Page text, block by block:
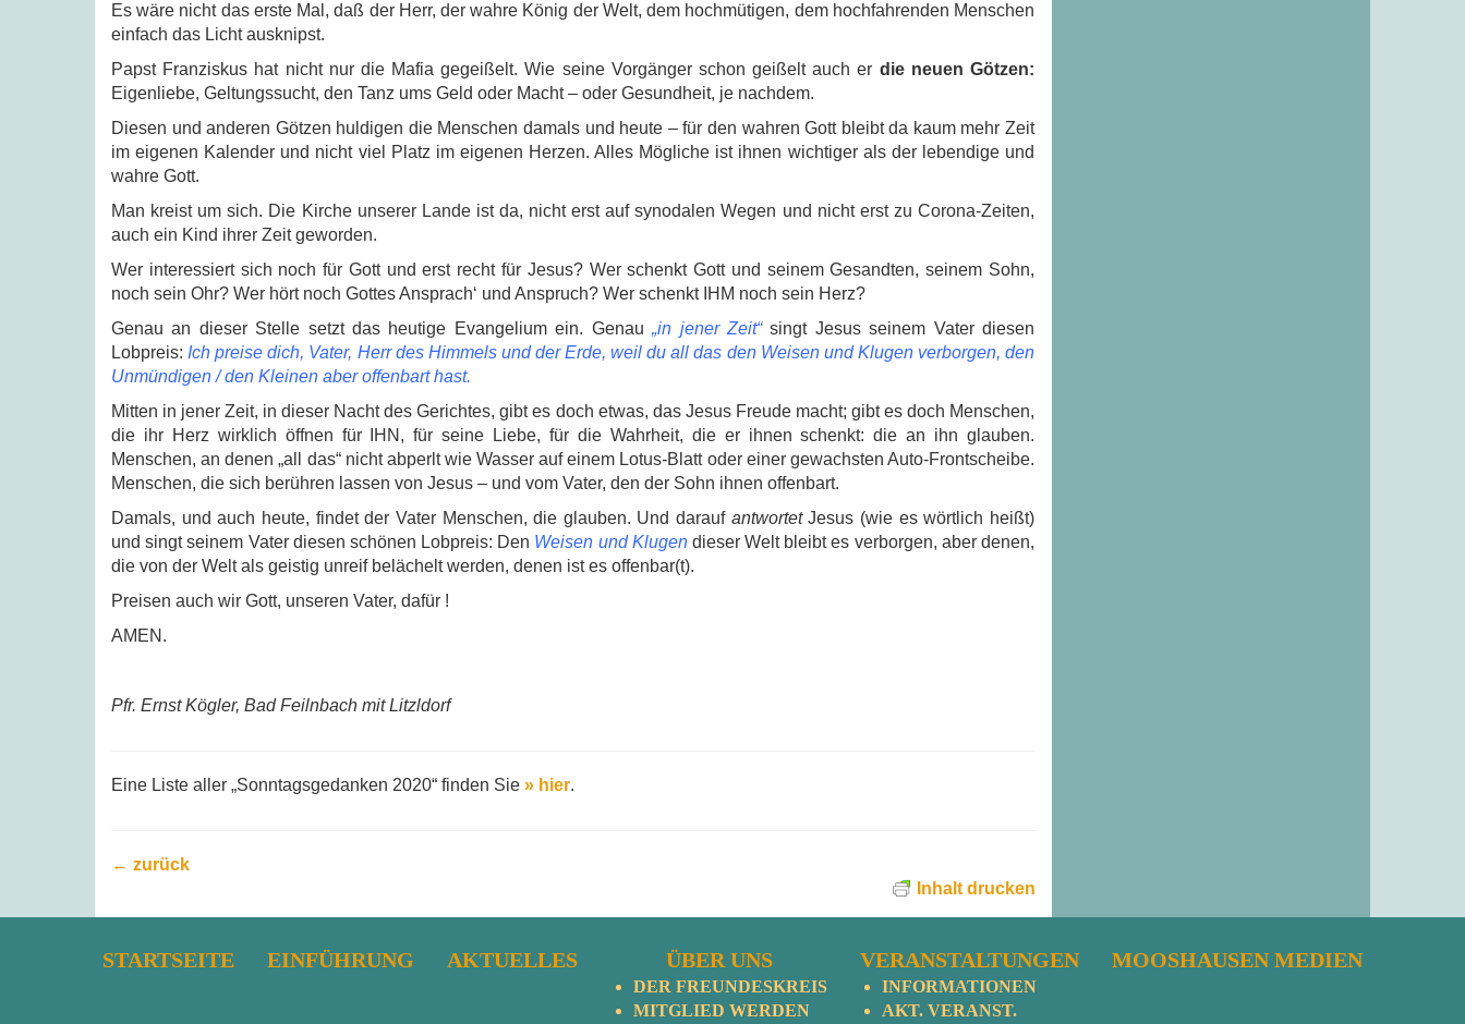
Es wäre nicht das erste Mal, daß der Herr, der wahre König der Welt, dem hochmütigen, dem hochfahrenden Menschen
einfach das Licht ausknipst.
Papst Franziskus hat nicht nur die Mafia gegeißelt. Wie seine Vorgänger schon geißelt auch er die neuen Götzen:
Eigenliebe, Geltungssucht, den Tanz ums Geld oder Macht – oder Gesundheit, je nachdem.
Diesen und anderen Götzen huldigen die Menschen damals und heute – für den wahren Gott bleibt da kaum mehr Zeit
im eigenen Kalender und nicht viel Platz im eigenen Herzen. Alles Mögliche ist ihnen wichtiger als der lebendige und
wahre Gott.
Man kreist um sich. Die Kirche unserer Lande ist da, nicht erst auf synodalen Wegen und nicht erst zu Corona-Zeiten,
auch ein Kind ihrer Zeit geworden.
Wer interessiert sich noch für Gott und erst recht für Jesus? Wer schenkt Gott und seinem Gesandten, seinem Sohn,
noch sein Ohr? Wer hört noch Gottes Ansprach‘ und Anspruch? Wer schenkt IHM noch sein Herz?
Genau an dieser Stelle setzt das heutige Evangelium ein. Genau„in jener Zeit“singt Jesus seinem Vater diesen
Lobpreis: Ich preise dich, Vater, Herr des Himmels und der Erde, weil du all das den Weisen und Klugen verborgen, den
Unmündigen / den Kleinen aber offenbart hast.
Mitten in jener Zeit, in dieser Nacht des Gerichtes, gibt es doch etwas, das Jesus Freude macht; gibt es doch Menschen,
die ihr Herz wirklich öffnen für IHN, für seine Liebe, für die Wahrheit, die er ihnen schenkt: die an ihn glauben.
Menschen, an denen „all das“ nicht abperlt wie Wasser auf einem Lotus-Blatt oder einer gewachsten Auto-Frontscheibe.
Menschen, die sich berühren lassen von Jesus – und vom Vater, den der Sohn ihnen offenbart.
Damals, und auch heute, findet der Vater Menschen, die glauben. Und darauf antwortetJesus (wie es wörtlich heißt)
und singt seinem Vater diesen schönen Lobpreis: Den Weisen und Klugendieser Welt bleibt es verborgen, aber denen,
die von der Welt als geistig unreif belächelt werden, denen ist es offenbar(t).
Preisen auch wir Gott, unseren Vater, dafür !
AMEN.
Pfr. Ernst Kögler, Bad Feilnbach mit Litzldorf
Eine Liste aller „Sonntagsgedanken 2020“ finden Sie » hier.
← zurück
Inhalt drucken
STARTSEITE EINFÜHRUNG AKTUELLES ÜBER UNS
DER FREUNDESKREIS
MITGLIED WERDEN
VERANSTALTUNGEN
INFORMATIONEN
AKT. VERANST.
MOOSHAUSEN MEDIEN